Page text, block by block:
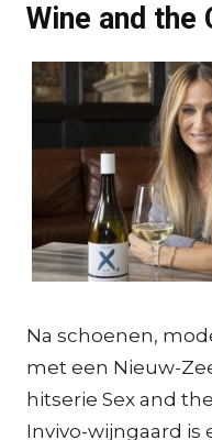
Wine and the
Na schoenen,
met een Nieuw-
hitserie Sex and
Invivo-wijngaard is